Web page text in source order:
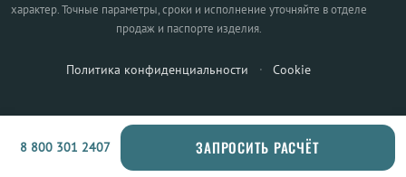
характер. Точные параметры, сроки и исполнение уточняйте в отделе
продаж и паспорте изделия.
Политика конфиденциальности · Cookie
8 800 301 2407 ЗАПРОСИТЬ РАСЧЁТ